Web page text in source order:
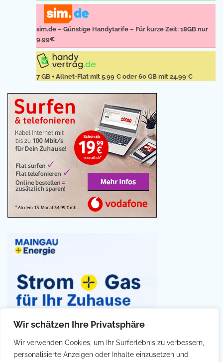
Wir schätzen Ihre Privatsphäre
Wir verwenden Cookies, um Ihr Surferlebnis zu verbessern,
personalisierte Anzeigen oder Inhalte einzusetzen und
sim.de – Günstige Handytarife – Für kurze Zeit: 18GB nur
9,99€
7 GB + Allnet-Flat mit 5,99 € oder 60 GB mit 24,99 €